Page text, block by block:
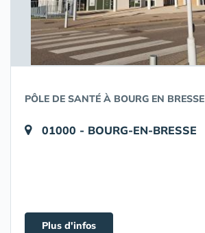
PÔLE DE SANTÉ À BOURG EN BRESSE
01000 - BOURG-EN-BRESSE
Plus d'infos